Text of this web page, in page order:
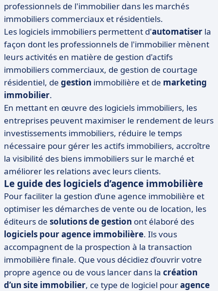
professionnels de l'immobilier dans les marchés
immobiliers commerciaux et résidentiels.
Les logiciels immobiliers permettent d'automatiser la
façon dont les professionnels de l'immobilier mènent
leurs activités en matière de gestion d'actifs
immobiliers commerciaux, de gestion de courtage
résidentiel, de gestion immobilière et de marketing
immobilier.
En mettant en œuvre des logiciels immobiliers, les
entreprises peuvent maximiser le rendement de leurs
investissements immobiliers, réduire le temps
nécessaire pour gérer les actifs immobiliers, accroître
la visibilité des biens immobiliers sur le marché et
améliorer les relations avec leurs clients.
Le guide des logiciels d’agence immobilière
Pour faciliter la gestion d’une agence immobilière et
optimiser les démarches de vente ou de location, les
éditeurs de solutions de gestion ont élaboré des
logiciels pour agence immobilière. Ils vous
accompagnent de la prospection à la transaction
immobilière finale. Que vous décidiez d’ouvrir votre
propre agence ou de vous lancer dans la création
d’un site immobilier, ce type de logiciel pouragence